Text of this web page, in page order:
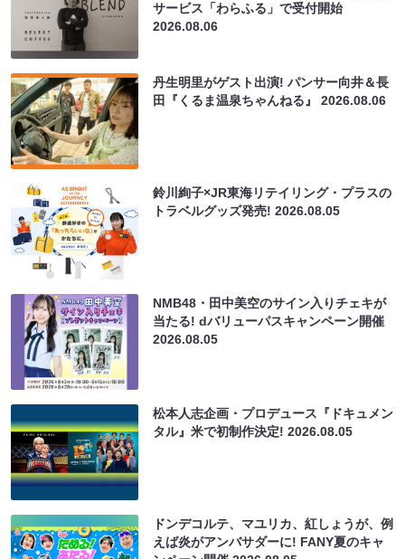
サービス「わらふる」で受付開始
2026.08.06
丹生明里がゲスト出演! パンサー向井＆長
田『くるま温泉ちゃんねる』2026.08.06
鈴川絢子×JR東海リテイリング・プラスの
トラベルグッズ発売!2026.08.05
NMB48・田中美空のサイン入りチェキが
当たる! dバリューパスキャンペーン開催
2026.08.05
松本人志企画・プロデュース『ドキュメン
タル』米で初制作決定!2026.08.05
ドンデコルテ、マユリカ、紅しょうが、例
えば炎がアンバサダーに! FANY夏のキャ